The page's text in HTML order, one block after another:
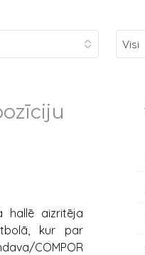
hallē aizritēja
kur par
COMPOR